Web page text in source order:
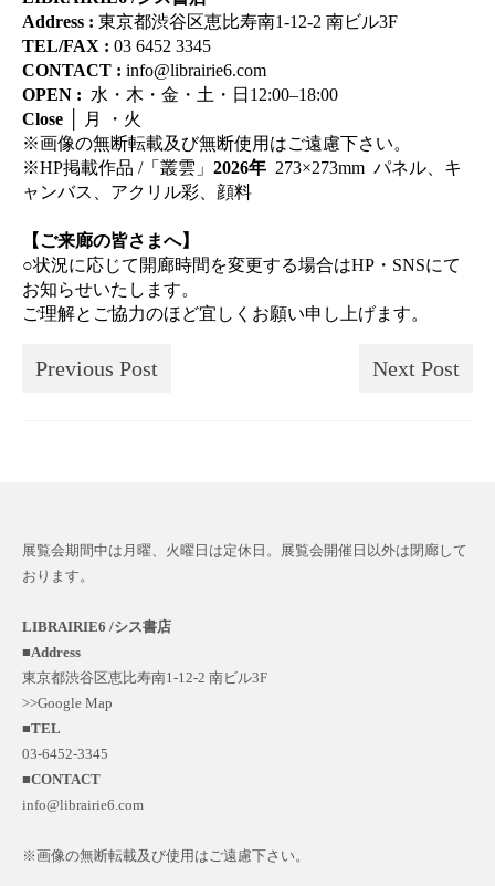
Address : 東京都渋谷区恵比寿南1-12-2 南ビル3F
TEL/FAX : 03 6452 3345
CONTACT : info@librairie6.com
OPEN : 水・木・金・土・日12:00–18:00
Close │ 月 ・火
※画像の無断転載及び無断使用はご遠慮下さい。
※HP掲載作品 /「叢雲」 2026年 273×273mm パネル、キ
ャンバス、アクリル彩、顔料
【ご来廊の皆さまへ】
○状況に応じて開廊時間を変更する場合はHP・SNSにて
お知らせいたします。
ご理解とご協力のほど宜しくお願い申し上げます。
Previous Post Next Post
展覧会期間中は月曜、火曜日は定休日。展覧会開催日以外は閉廊して
おります。
LIBRAIRIE6 /シス書店
■Address
東京都渋谷区恵比寿南1-12-2 南ビル3F
>>Google Map
■TEL
03-6452-3345
■CONTACT
info@librairie6.com
※画像の無断転載及び使用はご遠慮下さい。